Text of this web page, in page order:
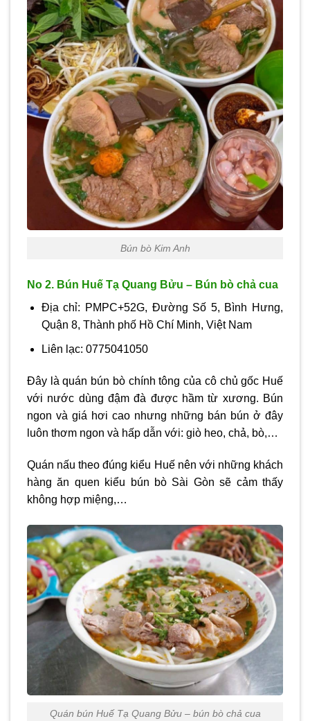
Bún bò Kim Anh
No 2. Bún Huế Tạ Quang Bửu – Bún bò chả cua
Địa chỉ: PMPC+52G, Đường Số 5, Bình Hưng,
Quận 8, Thành phố Hồ Chí Minh, Việt Nam
Liên lạc: 0775041050
Đây là quán bún bò chính tông của cô chủ gốc Huế
với nước dùng đậm đà được hầm từ xương. Bún
ngon và giá hơi cao nhưng những bán bún ở đây
luôn thơm ngon và hấp dẫn với: giò heo, chả, bò,…
Quán nấu theo đúng kiểu Huế nên với những khách
hàng ăn quen kiểu bún bò Sài Gòn sẽ cảm thấy
không hợp miệng,…
Quán bún Huế Tạ Quang Bửu – bún bò chả cua